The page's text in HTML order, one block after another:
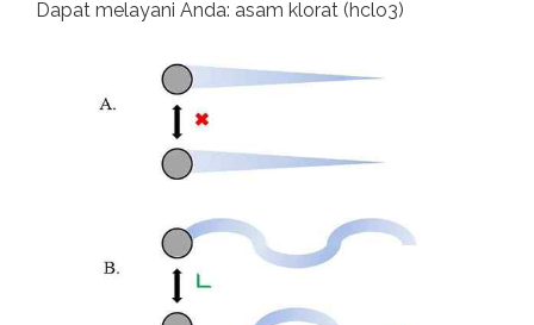
Dapat melayani Anda: asam klorat (hclo3)